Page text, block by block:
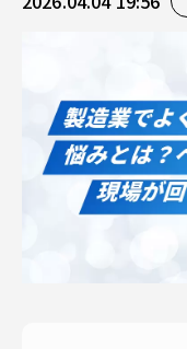
制作実績
料金表
COMPANY
企業案内
会社概要
採用情報
PRODUCTS